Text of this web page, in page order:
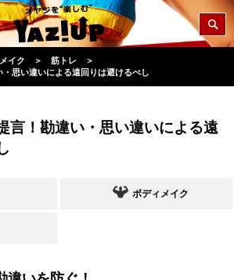
イク ＞ 筋トレ
＞
思い違いによる遠回りは避けるべし
言！勘違い・思い違いによる遠
ボディメイク